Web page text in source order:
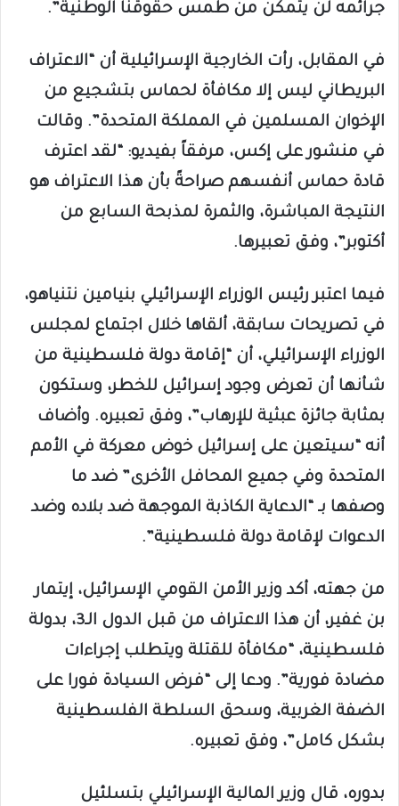
جرائمه لن يتمكن من طمس حقوقنا الوطنية”.
في المقابل، رأت الخارجية الإسرائيلية أن “الاعتراف
البريطاني ليس إلا مكافأة لحماس بتشجيع من
الإخوان المسلمين في المملكة المتحدة”. وقالت
في منشور على إكس، مرفقاً بفيديو: “لقد اعترف
قادة حماس أنفسهم صراحةً بأن هذا الاعتراف هو
النتيجة المباشرة، والثمرة لمذبحة السابع من
أكتوبر”، وفق تعبيرها.
فيما اعتبر رئيس الوزراء الإسرائيلي بنيامين نتنياهو،
في تصريحات سابقة، ألقاها خلال اجتماع لمجلس
الوزراء الإسرائيلي، أن “إقامة دولة فلسطينية من
شأنها أن تعرض وجود إسرائيل للخطر، وستكون
بمثابة جائزة عبثية للإرهاب”، وفق تعبيره. وأضاف
أنه “سيتعين على إسرائيل خوض معركة في الأمم
المتحدة وفي جميع المحافل الأخرى” ضد ما
وصفها بـ “الدعاية الكاذبة الموجهة ضد بلاده وضد
الدعوات لإقامة دولة فلسطينية”.
من جهته، أكد وزير الأمن القومي الإسرائيل، إيتمار
بن غفير، أن هذا الاعتراف من قبل الدول الـ3، بدولة
فلسطينية، “مكافأة للقتلة ويتطلب إجراءات
مضادة فورية”. ودعا إلى “فرض السيادة فورا على
الضفة الغربية، وسحق السلطة الفلسطينية
بشكل كامل”، وفق تعبيره.
بدوره، قال وزير المالية الإسرائيلي بتسلئيل